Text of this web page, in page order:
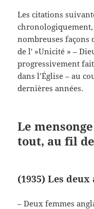
Les citations
chronologiquement,
nombreuses
de l' »Unicité » –
progressivement
dans l’Église – au
dernières années.
Le
tout, au fil
(1935) Les
– Deux femmes